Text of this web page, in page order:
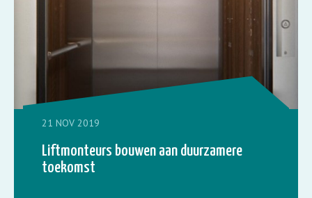
21 NOV 2019
Liftmonteurs bouwen aan duurzamere
toekomst